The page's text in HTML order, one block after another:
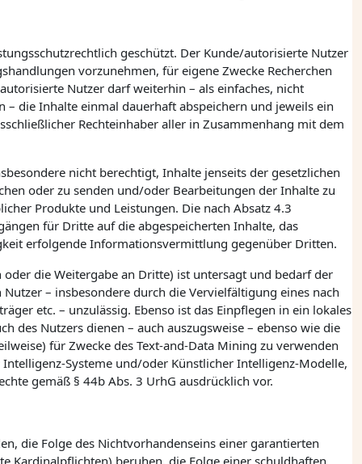
geschützt. Der Kunde/autorisierte Nutzer
vorzunehmen, für eigene Zwecke Recherchen
Nutzer darf weiterhin – als einfaches, nicht
– die Inhalte einmal dauerhaft abspeichern und jeweils ein
Rechteinhaber aller in Zusammenhang mit dem
nicht berechtigt, Inhalte jenseits der gesetzlichen
oder zu senden und/oder Bearbeitungen der Inhalte zu
Produkte und Leistungen. Die nach Absatz 4.3
für Dritte auf die abgespeicherten Inhalte, das
erfolgende Informationsvermittlung gegenüber Dritten.
die Weitergabe an Dritte) ist untersagt und bedarf der
– insbesondere durch die Vervielfältigung eines nach
etc. – unzulässig. Ebenso ist das Einpflegen in ein lokales
des Nutzers dienen – auch auszugsweise – ebenso wie die
für Zwecke des Text-and-Data Mining zu verwenden
Systeme und/oder Künstlicher Intelligenz-Modelle,
gemäß § 44b Abs. 3 UrhG ausdrücklich vor.
die Folge des Nichtvorhandenseins einer garantierten
Kardinalpflichten) beruhen, die Folge einer schuldhaften